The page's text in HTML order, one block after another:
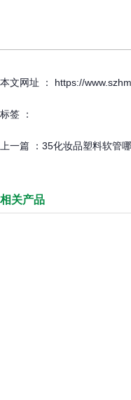
本文网址 ： https://
标签 ：
上一篇 ： 35化妆品塑料软管
相关产品